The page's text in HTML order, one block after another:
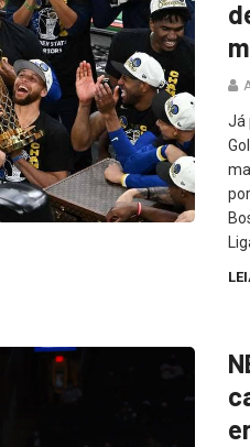
Já